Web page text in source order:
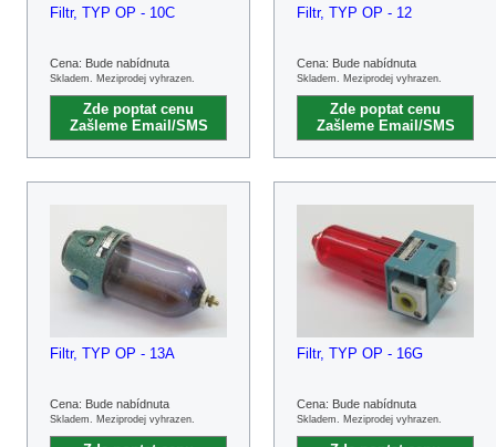
Filtr, TYP OP - 10C
Cena: Bude nabídnuta
Skladem. Meziprodej vyhrazen.
Zde poptat cenu
Zašleme Email/SMS
Filtr, TYP OP - 12
Cena: Bude nabídnuta
Skladem. Meziprodej vyhrazen.
Zde poptat cenu
Zašleme Email/SMS
Filtr, TYP OP - 13A
Cena: Bude nabídnuta
Skladem. Meziprodej vyhrazen.
Filtr, TYP OP - 16G
Cena: Bude nabídnuta
Skladem. Meziprodej vyhrazen.